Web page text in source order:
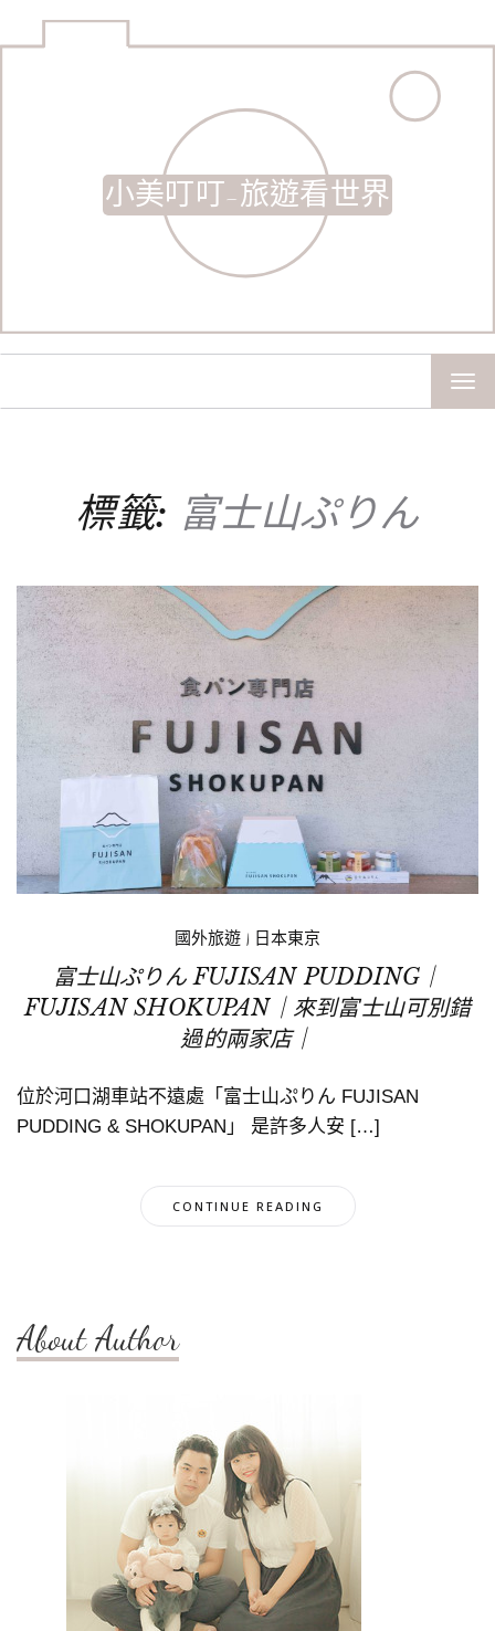
小美叮叮-旅遊看世界
標籤: 富士山ぷりん
國外旅遊 | 日本東京
富士山ぷりん FUJISAN PUDDING｜
FUJISAN SHOKUPAN｜來到富士山可別錯
過的兩家店｜
位於河口湖車站不遠處「富士山ぷりん FUJISAN
PUDDING & SHOKUPAN」 是許多人安 […]
CONTINUE READING
About Author